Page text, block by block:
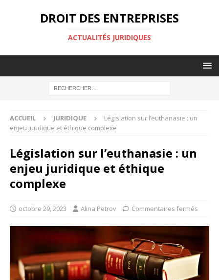
DROIT DES ENTREPRISES
ACTUALITÉS JURIDIQUES
ACCUEIL JURIDIQUE
Législation sur l’euthanasie : un
enjeu juridique et éthique complexe
Législation sur l’euthanasie : un
enjeu juridique et éthique
complexe
octobre 29, 2023 Alina Petrov Commentaires fermés